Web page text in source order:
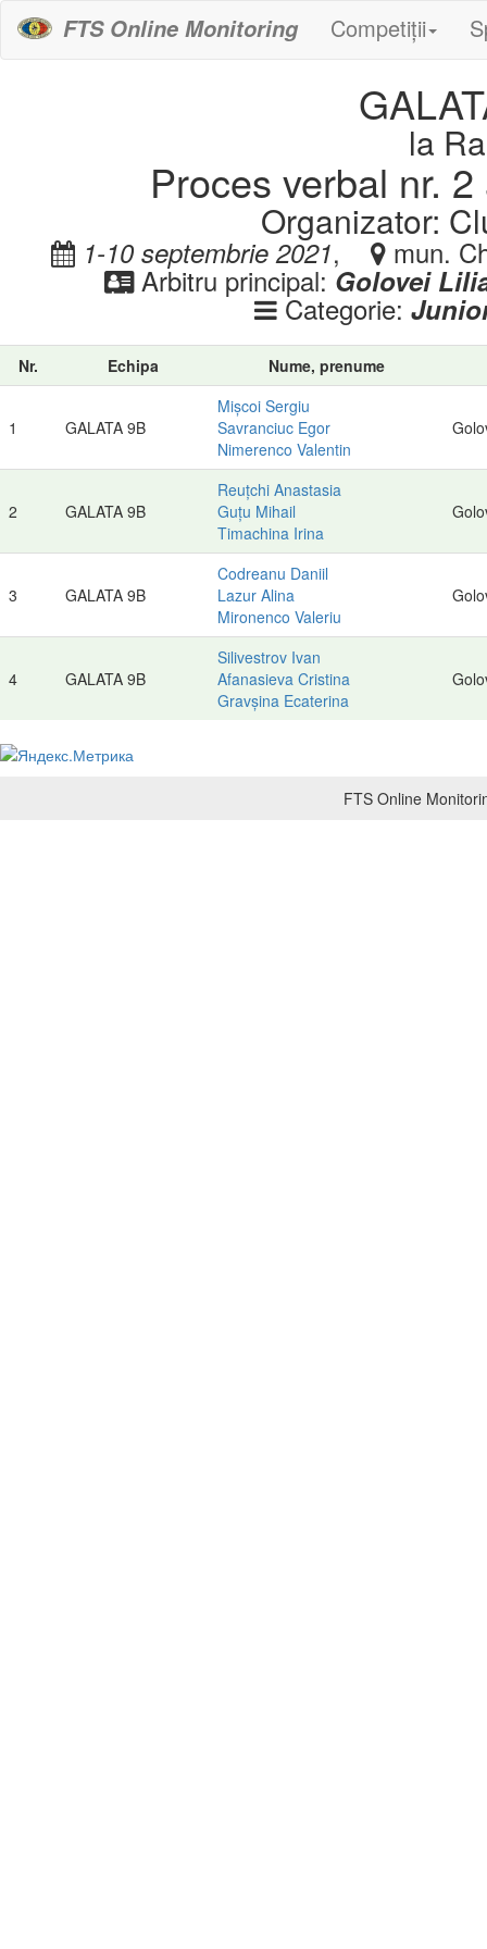
FTS Online Monitoring Competiții
la
Proces verbal nr.
Organizator:
1-10 septembrie 2021, mun.
Arbitru principal: Golovei
Categorie:
Nr. Echipa Nume, prenume
1 GALATA 9B
Mișcoi Sergiu
Savranciuc Egor
Nimerenco Valentin
2 GALATA 9B
Reuțchi Anastasia
Guțu Mihail
Timachina Irina
3 GALATA 9B
Codreanu Daniil
Lazur Alina
Mironenco Valeriu
4 GALATA 9B
Silivestrov Ivan
Afanasieva Cristina
Gravșina Ecaterina
FTS Online